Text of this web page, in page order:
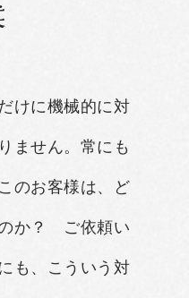
けに機械的に対
ません。常にも
のお客様は、ど
か？ ご依頼い
も、こういう対